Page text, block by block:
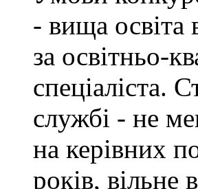
- вища освіта
за освітньо-
спеціаліста.
службі - не
на керівних
років,